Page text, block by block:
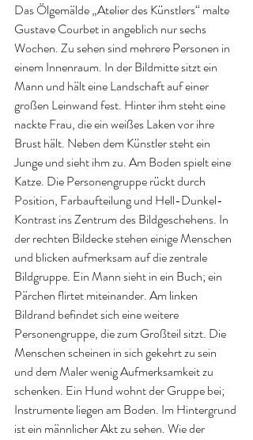
Das Ölgemälde „Atelier des Künstlers“ malte
Gustave Courbet in angeblich nur sechs
Wochen. Zu sehen sind mehrere Personen in
einem Innenraum. In der Bildmitte sitzt ein
Mann und hält eine Landschaft auf einer
großen Leinwand fest. Hinter ihm steht eine
nackte Frau, die ein weißes Laken vor ihre
Brust hält. Neben dem Künstler steht ein
Junge und sieht ihm zu. Am Boden spielt eine
Katze. Die Personengruppe rückt durch
Position, Farbaufteilung und Hell-Dunkel-
Kontrast ins Zentrum des Bildgeschehens. In
der rechten Bildecke stehen einige Menschen
und blicken aufmerksam auf die zentrale
Bildgruppe. Ein Mann sieht in ein Buch; ein
Pärchen flirtet miteinander. Am linken
Bildrand befindet sich eine weitere
Personengruppe, die zum Großteil sitzt. Die
Menschen scheinen in sich gekehrt zu sein
und dem Maler wenig Aufmerksamkeit zu
schenken. Ein Hund wohnt der Gruppe bei;
Instrumente liegen am Boden. Im Hintergrund
ist ein männlicher Akt zu sehen. Wie der